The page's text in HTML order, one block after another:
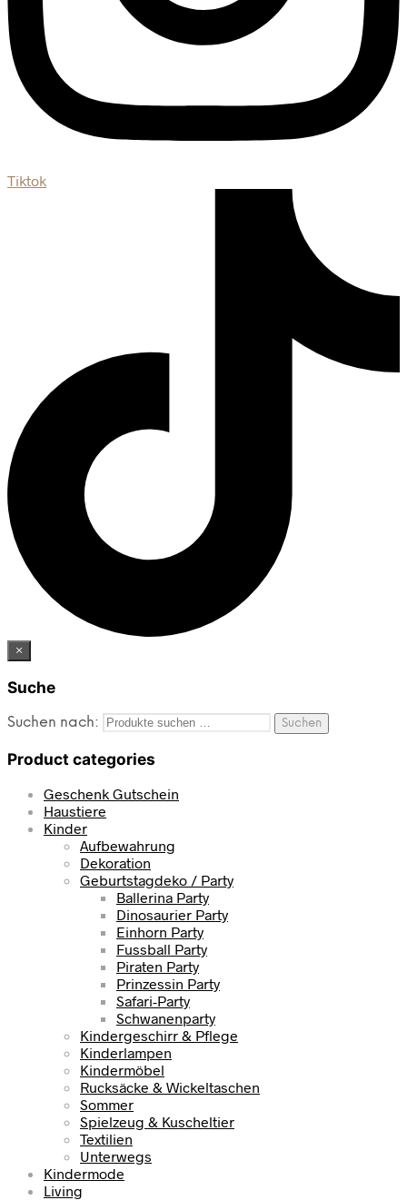
Tiktok
×
Suche
Suchen nach: Suchen
Product categories
Geschenk Gutschein
Haustiere
Kinder
Aufbewahrung
Dekoration
Geburtstagdeko / Party
Ballerina Party
Dinosaurier Party
Einhorn Party
Fussball Party
Piraten Party
Prinzessin Party
Safari-Party
Schwanenparty
Kindergeschirr & Pflege
Kinderlampen
Kindermöbel
Rucksäcke & Wickeltaschen
Sommer
Spielzeug & Kuscheltier
Textilien
Unterwegs
Kindermode
Living